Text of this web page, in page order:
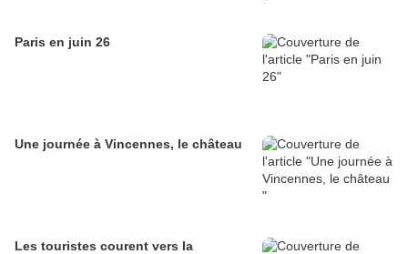
Paris en juin 26
Une journée à Vincennes, le château
Les touristes courent vers la